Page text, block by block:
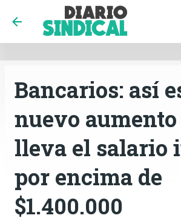
INICIO CÓRDOBA
Ir al contenido
Bancarios: así
nuevo aumento
lleva el salario
por encima de
$1.400.000